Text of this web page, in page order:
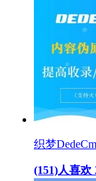
织梦
(151)人喜欢